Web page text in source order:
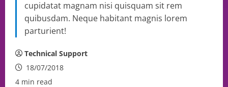
cupidatat magnam nisi quisquam sit rem
quibusdam. Neque habitant magnis lorem
parturient!
Technical Support
18/07/2018
4 min read